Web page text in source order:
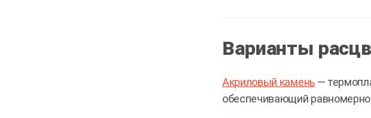
Варианты
Акриловый камень—
обеспечивающий